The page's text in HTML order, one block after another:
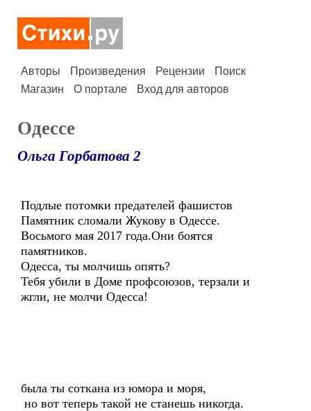
Авторы Произведения Рецензии
Поиск
Магазин
О портале Вход для авторов
Одессе
Ольга Горбатова 2
Подлые потомки предателей фашистов
Памятник сломали Жукову в Одессе.
Восьмого мая 2017 года.Они боятся
памятников.
Одесса, ты молчишь опять?
Тебя убили в Доме профсоюзов, терзали и
жгли, не молчи Одесса!
была ты соткана из юмора и моря,
но вот теперь такой не станешь никогда.